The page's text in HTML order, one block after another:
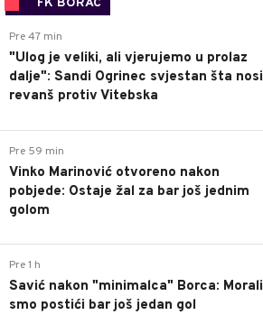
FK BORAC
Pre 47 min
"Ulog je veliki, ali vjerujemo u prolaz
dalje": Sandi Ogrinec svjestan šta nosi
revanš protiv Vitebska
Pre 59 min
Vinko Marinović otvoreno nakon
pobjede: Ostaje žal za bar još jednim
golom
Pre 1 h
Savić nakon "minimalca" Borca: Morali
smo postići bar još jedan gol